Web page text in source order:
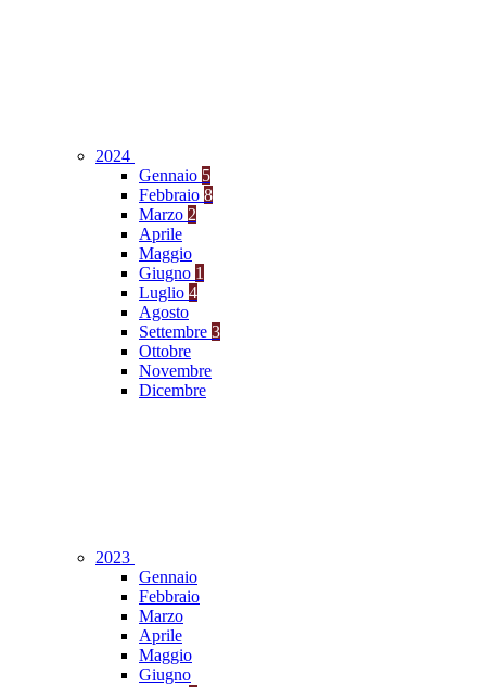
2024
Gennaio 5
Febbraio 8
Marzo 2
Aprile
Maggio
Giugno 1
Luglio 4
Agosto
Settembre 3
Ottobre
Novembre
Dicembre
2023
Gennaio
Febbraio
Marzo
Aprile
Maggio
Giugno